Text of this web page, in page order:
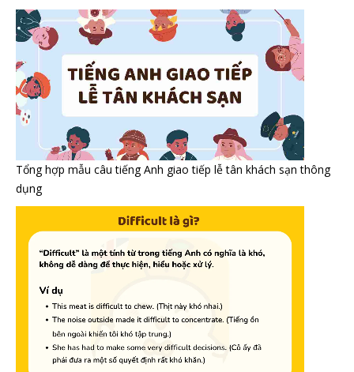
Tổng hợp mẫu câu tiếng Anh giao tiếp lễ tân khách sạn thông
dụng